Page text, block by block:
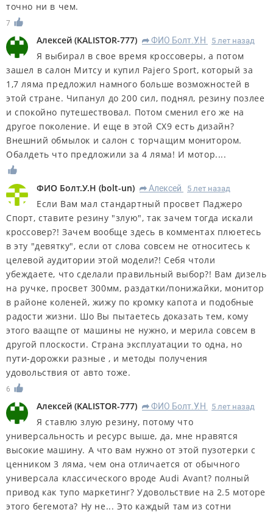
точно ни в чем.
7
Алексей (KALISTOR-777) R ФИО Болт.У.Н 5 лет назад
Я выбирал в свое время кроссоверы, а потом
зашел в салон Митсу и купил Pajero Sport, который за
1,7 ляма предложил намного больше возможностей в
этой стране. Чипанул до 200 сил, поднял, резину позлее
и спокойно путешествовал. Потом сменил его же на
другое поколение. И еще в этой CX9 есть дизайн?
Внешний обмылок и салон с торчащим монитором.
Обалдеть что предложили за 4 ляма! И мотор....
ФИО Болт.У.Н (bolt-un) R Алексей 5 лет назад
Если Вам мал стандартный просвет Паджеро
Спорт, ставите резину "злую", так зачем тогда искали
кроссовер?! Зачем вообще здесь в комментах плюетесь
в эту "девятку", если от слова совсем не относитесь к
целевой аудитории этой модели?! Себя чтоли
убеждаете, что сделали правильный выбор?! Вам дизель
на ручке, просвет 300мм, раздатки/понижайки, монитор
в районе коленей, жижу по кромку капота и подобные
радости жизни. Шо Вы пытаетесь доказать тем, кому
этого ваащпе от машины не нужно, и мерила совсем в
другой плоскости. Страна эксплуатации то одна, но
пути-дорожки разные , и методы получения
удовольствия от авто тоже.
6
Алексей (KALISTOR-777) R ФИО Болт.У.Н 5 лет назад
Я ставлю злую резину, потому что
универсальность и ресурс выше, да, мне нравятся
высокие машину. А что вам нужно от этой пузотерки с
ценником 3 ляма, чем она отличается от обычного
универсала классического вроде Audi Avant? полный
привод как тупо маркетинг? Удовольствие на 2.5 моторе
этого бегемота? Ну не... Это каждый там из сотни